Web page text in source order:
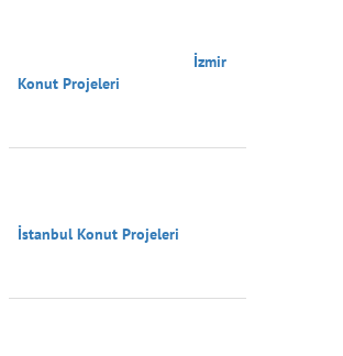
Konut Projeleri
İstanbul Konut Projeleri